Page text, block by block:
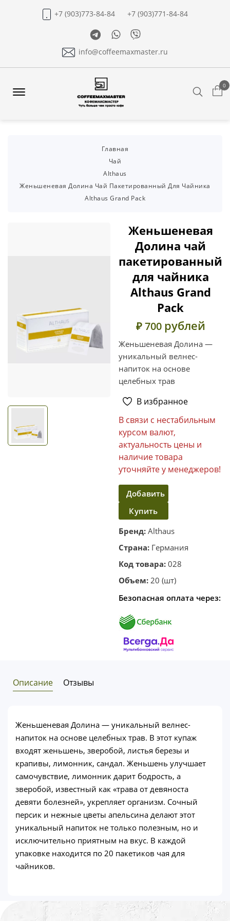
+7 (903)773-84-84
+7 (903)771-84-84
TelegramWhatsapp
Viber
info@coffeemaxmaster.ru
0
Главная
Чай
Althaus
Женьшеневая Долина Чай Пакетированный Для Чайника
Althaus Grand Pack
Женьшеневая
Долина чай
пакетированный
для чайника
Althaus Grand
Pack
₽ 700 рублей
Женьшеневая Долина —
уникальный велнес-
напиток на основе
целебных трав
В избранное
В связи с нестабильным
курсом валют,
актуальность цены и
наличие товара
уточняйте у менеджеров!
Добавить
в
корзину
Купить
в один
клик
Бренд: Althaus
Страна: Германия
Код товара: 028
Объем: 20 (шт)
Безопасная оплата через:
Описание Отзывы
Женьшеневая Долина — уникальный велнес-
напиток на основе целебных трав. В этот купаж
входят женьшень, зверобой, листья березы и
крапивы, лимонник, сандал. Женьшень улучшает
самочувствие, лимонник дарит бодрость, а
зверобой, известный как «трава от девяноста
девяти болезней», укрепляет организм. Сочный
персик и нежные цветы апельсина делают этот
уникальный напиток не только полезным, но и
исключительно приятным на вкус. В каждой
упаковке находится по 20 пакетиков чая для
чайников.